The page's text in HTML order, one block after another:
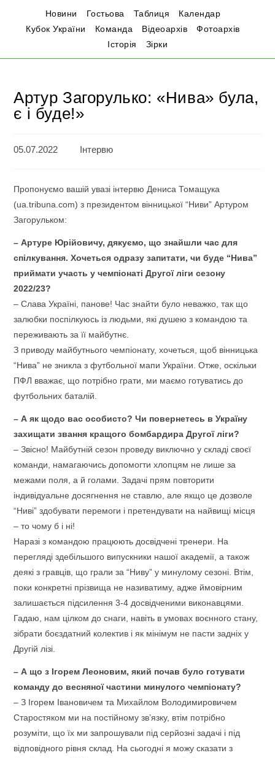
Новини Гостьова Таблиця
Календар
Кубок України
Команда Відеоархів
Фотоархів
Історія
Зірки
Артур Загорулько: «Нива» була,
є і буде!»
05.07.2022 Інтервю
Пропонуємо вашій увазі інтервю Дениса Томащука
(ua.tribuna.com) з президентом вінницької “Ниви” Артуром
Загорульком:
– Артуре Юрійовичу, дякуємо, що знайшли час для
спілкування. Хочеться одразу запитати, чи буде “Нива”
приймати участь у чемпіонаті Другої ліги сезону
2022/23?
– Слава Україні, панове! Час знайти було неважко, так що
залюбки поспілкуюсь із людьми, які душею з командою та
переживають за її майбутнє.
З приводу майбутнього чемпіонату, хочеться, щоб вінницька
“Нива” не зникла з футбольної мапи України. Отже, оскільки
ПФЛ вважає, що потрібно грати, ми маємо готуватись до
футбольних баталій.
– А як щодо вас особисто? Чи повернетесь в Україну
захищати звання кращого бомбардира Другої ліги?
– Звісно! Майбутній сезон проведу виключно у складі своєї
команди, намагаючись допомогти хлопцям не лише за
межами поля, а й голами. Задачі прям повторити
індивідуальне досягнення не ставлю, але якщо це дозволе
“Ниві” здобувати перемоги і претендувати на найвищі місця
– то чому б і ні!
Наразі з командою працюють досвідчені тренери. На
перегляді здебільшого випускники нашої академії, а також
деякі з гравців, що грали за “Ниву” у минулому сезоні. Втім,
поки конкретні прізвища не називатиму, адже ймовірним
залишається підсилення 3-4 досвідченими виконавцями.
Гадаю, нам цілком до снаги, навіть в умовах воєнного стану,
зібрати боєздатний колектив і як мінімум не пасти задніх у
Другій лізі.
– А що з Ігорем Леоновим, який почав було готувати
команду до весняної частини минулого чемпіонату?
– З Ігорем Івановичем та Михайлом Володимировичем
Старостяком ми на постійному зв’язку, втім потрібно
розуміти, що їх ми запрошували під серйозні задачі і під
відповідного рівня склад. На сьогодні я можу сказати з